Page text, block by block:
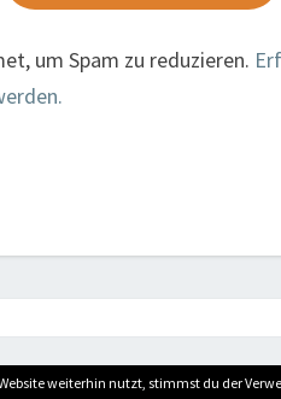
um Spam zu reduzieren.
weiterhin nutzt, stimmst du der